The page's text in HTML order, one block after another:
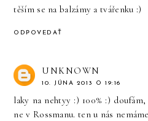
těším se na balzámy a tvářenku :)
ODPOVEDAŤ
UNKNOWN
10. JÚNA 2013 O 19:16
laky na nehtyy :) 100% :)
ne v Rossmanu. ten u nás